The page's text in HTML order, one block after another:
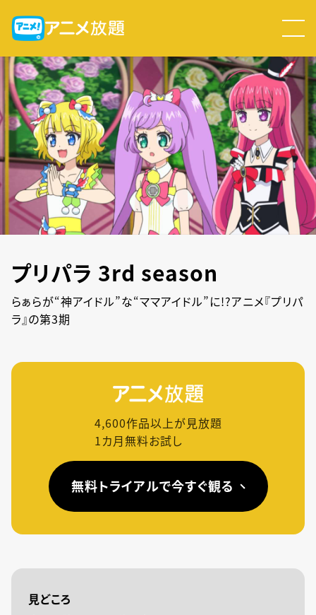
プリパラ 3rd season
らぁらが“神アイドル”な“ママアイドル”に!?アニメ『プリパ
ラ』の第3期
4,600作品以上が見放題
1カ月無料お試し
無料トライアルで今すぐ観る
見どころ